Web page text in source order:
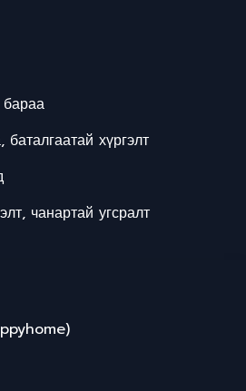
хүргэлт
чанартай угсралт